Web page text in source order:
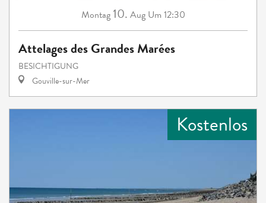
Montag 10. Aug Um 12:30
Attelages des Grandes Marées
BESICHTIGUNG
Gouville-sur-Mer
Kostenlos